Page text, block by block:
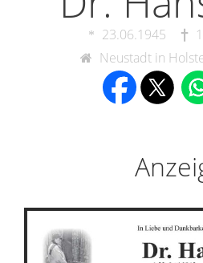
23.06.1945
Neustadt in